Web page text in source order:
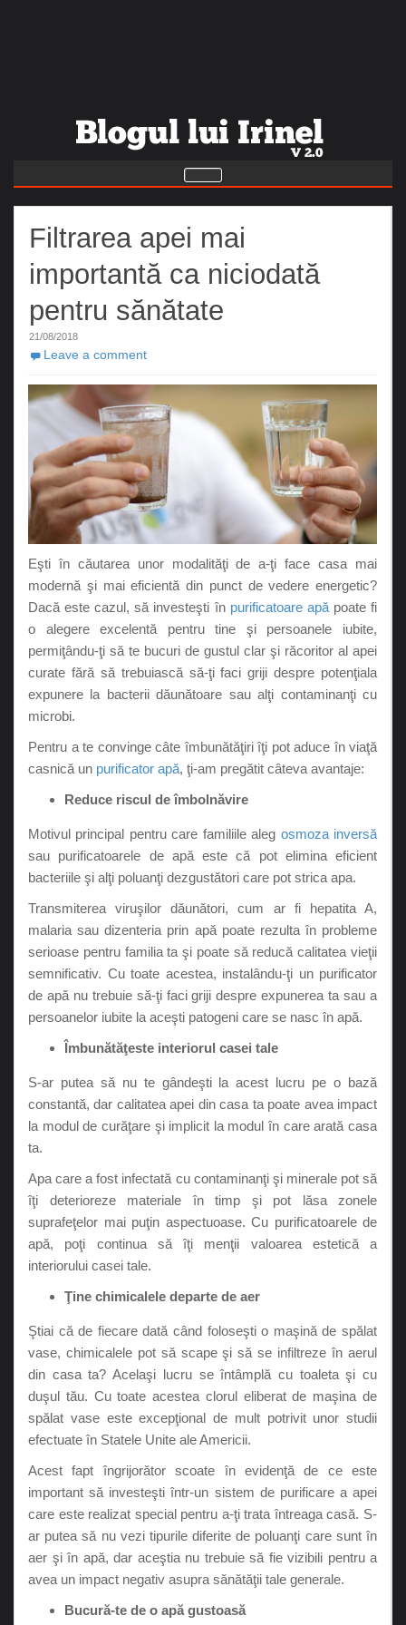
Filtrarea apei mai
importantă ca niciodată
pentru sănătate
21/08/2018
Leave a comment
Eşti în căutarea unor modalităţi de a-ţi face casa mai
modernă şi mai eficientă din punct de vedere energetic?
Dacă este cazul, să investeşti în purificatoare apăpoate fi
o alegere excelentă pentru tine şi persoanele iubite,
permiţându-ţi să te bucuri de gustul clar şi răcoritor al apei
curate fără să trebuiască să-ţi faci griji despre potenţiala
expunere la bacterii dăunătoare sau alţi contaminanţi cu
microbi.
Pentru a te convinge câte îmbunătăţiri îţi pot aduce în viaţă
casnică un purificator apă, ţi-am pregătit câteva avantaje:
Reduce riscul de îmbolnăvire
Motivul principal pentru care familiile aleg osmoza inversă
sau purificatoarele de apă este că pot elimina eficient
bacteriile şi alţi poluanţi dezgustători care pot strica apa.
Transmiterea viruşilor dăunători, cum ar fi hepatita A,
malaria sau dizenteria prin apă poate rezulta în probleme
serioase pentru familia ta şi poate să reducă calitatea vieţii
semnificativ. Cu toate acestea, instalându-ţi un purificator
de apă nu trebuie să-ţi faci griji despre expunerea ta sau a
persoanelor iubite la aceşti patogeni care se nasc în apă.
Îmbunătăţeste interiorul casei tale
S-ar putea să nu te gândeşti la acest lucru pe o bază
constantă, dar calitatea apei din casa ta poate avea impact
la modul de curăţare şi implicit la modul în care arată casa
ta.
Apa care a fost infectată cu contaminanţi şi minerale pot să
îţi deterioreze materiale în timp şi pot lăsa zonele
suprafeţelor mai puţin aspectuoase. Cu purificatoarele de
apă, poţi continua să îţi menţii valoarea estetică a
interiorului casei tale.
Ţine chimicalele departe de aer
Ştiai că de fiecare dată când foloseşti o maşină de spălat
vase, chimicalele pot să scape şi să se infiltreze în aerul
din casa ta? Acelaşi lucru se întâmplă cu toaleta şi cu
duşul tău. Cu toate acestea clorul eliberat de maşina de
spălat vase este excepţional de mult potrivit unor studii
efectuate în Statele Unite ale Americii.
Acest fapt îngrijorător scoate în evidenţă de ce este
important să investeşti într-un sistem de purificare a apei
care este realizat special pentru a-ţi trata întreaga casă. S-
ar putea să nu vezi tipurile diferite de poluanţi care sunt în
aer şi în apă, dar aceştia nu trebuie să fie vizibili pentru a
avea un impact negativ asupra sănătăţii tale generale.
Bucură-te de o apă gustoasă